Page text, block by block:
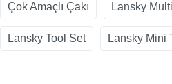
Çok Amaçlı Çakı Lansky
Lansky Tool Set Lansky Mini